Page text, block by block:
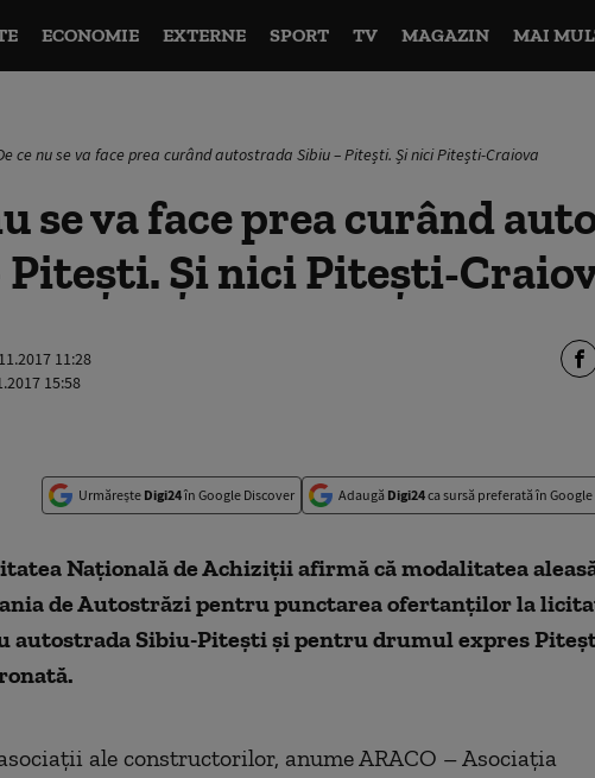
ECONOMIE EXTERNE SPORT TV MAGAZIN MAI
ce nu se va face prea curând autostrada Sibiu – Pitești. Și nici Pitești-Craiova
se va face prea curând
Pitești. Și nici Pitești-
11:28
15:58
Urmărește Digi24în Google Discover Adaugă Digi24ca sursă preferată în Google
Națională de Achiziții afirmă că modalitatea
de Autostrăzi pentru punctarea ofertanților la
autostrada Sibiu-Pitești și pentru drumul expres
ale constructorilor, anume ARACO – Asociația